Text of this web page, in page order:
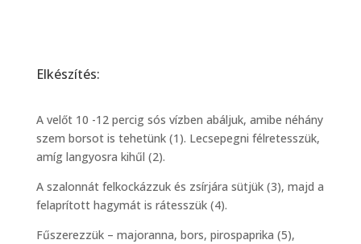
Elkészítés:
A velőt 10 -12 percig sós vízben abáljuk, amibe néhány
szem borsot is tehetünk (1). Lecsepegni félretesszük,
amíg langyosra kihűl (2).
A szalonnát felkockázzuk és zsírjára sütjük (3), majd a
felaprított hagymát is rátesszük (4).
Fűszerezzük – majoranna, bors, pirospaprika (5),